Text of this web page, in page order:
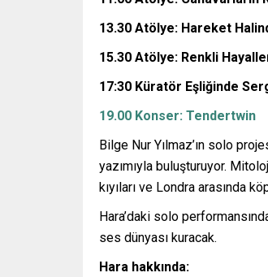
13.30 Atölye: Hareket
15.30 Atölye: Renkli
17:30 Küratör Eşliğinde
19.00 Konser: Tendertwin
Bilge Nur Yılmaz’ın solo
yazımıyla buluşturuyor.
kıyıları ve Londra arasında
Hara’daki solo
ses dünyası kuracak.
Hara hakkında: